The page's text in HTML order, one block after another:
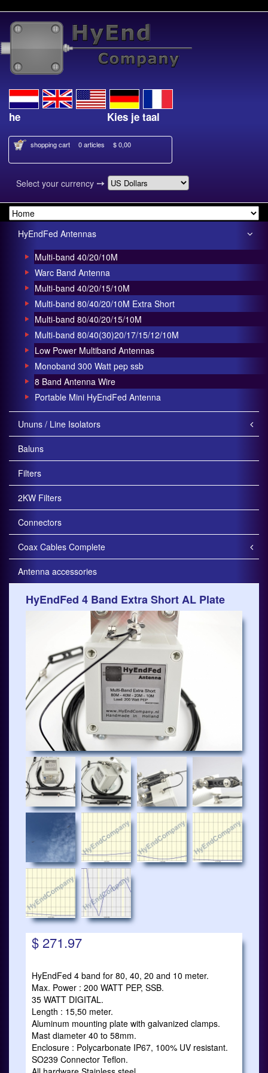
Kies je taal
shopping cart 0 articles $ 0,00
Select your currency ➙
HyEndFed Antennas
Multi-band 40/20/10M
Warc Band Antenna
Multi-band 40/20/15/10M
Multi-band 80/40/20/10M Extra Short
Multi-band 80/40/20/15/10M
Multi-band 80/40(30)20/17/15/12/10M
Low Power Multiband Antennas
Monoband 300 Watt pep ssb
8 Band Antenna Wire
Portable Mini HyEndFed Antenna
Ununs / Line Isolators
Baluns
Filters
2KW Filters
Connectors
Coax Cables Complete
Antenna accessories
HyEndFed 4 Band Extra Short AL Plate
$ 271.97
HyEndFed 4 band for 80, 40, 20 and 10 meter.
Max. Power : 200 WATT PEP, SSB.
35 WATT DIGITAL.
Length : 15,50 meter.
Aluminum mounting plate with galvanized clamps.
Mast diameter 40 to 58mm.
Enclosure : Polycarbonate IP67, 100% UV resistant.
SO239 Connector Teflon.